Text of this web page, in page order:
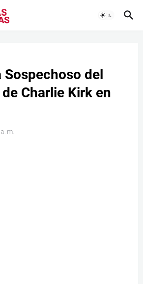
del
Charlie Kirk en
m.